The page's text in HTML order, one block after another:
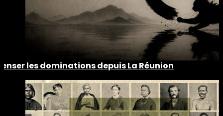
les dominations depuis La Réunion